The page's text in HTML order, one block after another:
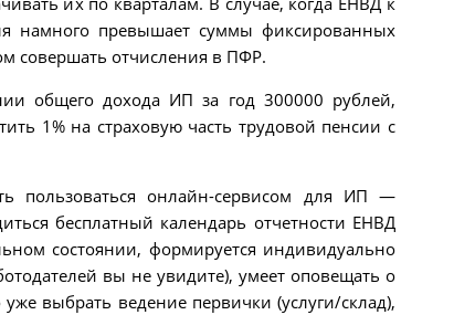
намного превышает суммы фиксированных
совершать отчисления в ПФР.
общего дохода ИП за год 300000 рублей,
1% на страховую часть трудовой пенсии с
пользоваться онлайн-сервисом для ИП —
бесплатный календарь отчетности ЕНВД
состоянии, формируется индивидуально
вы не увидите), умеет оповещать о
выбрать ведение первички (услуги/склад),